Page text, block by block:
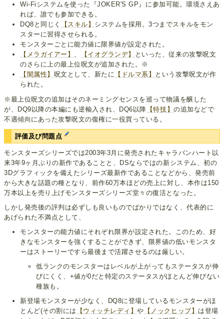
Wi-Fiシステムを使った『JOKER'S GP』に参加可能。環境さえあ
れば、誰でも参加できる。
DQ8と同じく
【スキル】 システムを採用。3つまでスキルをモン
スターに習得させられる。
モンスターごとに能力値に限界値が設定された。
【メラガイアー】 、 【イオグランデ】
といった、従来の攻撃呪文
のさらに上の最上位呪文が追加された。※
【闇属性】 呪文として、新たに 【ドルマ系】
という攻撃呪文が作
られた。
※最上位呪文の追加はそのネーミングセンスを巡って物議を醸した
が、DQ9以降の本編にも逆輸入され、DQ6以降 【特技】の追加などで
不遇傾向にあった攻撃呪文の復権に一役買っている。
評価及び問題点
モンスターズシリーズでは2003年3月に発売されたキャラバンハート以
来3年9ヶ月ぶりの新作であることと、DSならではの新システム、初の
3Dグラフィックを備えたシリーズ最新作であることなどから、発売前
から大きな話題の種となり、前作60万本ほどの売上に対し、本作は150
万本以上を売り上げモンスターズシリーズ堂々の復活となった。
しかし発売後の評判は必ずしも良いものでばかりではなく、代表的に
あげられた不満点として、
モンスターの能力値にそれぞれ限界が設定された。このため、好
きなモンスターを強くすることができず、限界値の低いモンスタ
ーはストーリーですら最後まで活躍させるのは厳しい。
低ランクのモンスターはレベルが上がってもステータスが伸
びにくく、+値が0だと特定のステータスがほとんど伸びない
種族も。
新登場モンスターが少なく、DQ8に登場しているモンスターがほ
とんど(その割には
【ウィッチレディ】や 【ノックヒップ】 は登場